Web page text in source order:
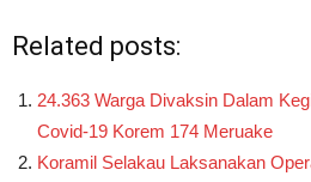
Related posts:
24.363 Warga Divaksin Dalam
Covid-19 Korem 174 Meruake
Koramil Selakau Laksanakan